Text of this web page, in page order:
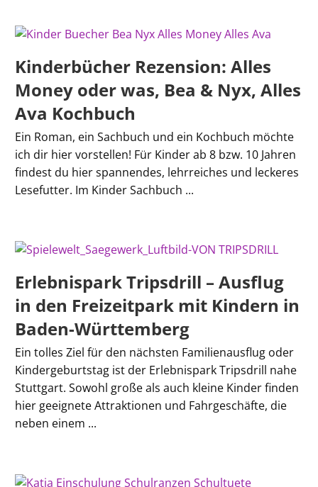
Kinderbücher Rezension: Alles
Money oder was, Bea & Nyx, Alles
Ava Kochbuch
Ein Roman, ein Sachbuch und ein Kochbuch möchte
ich dir hier vorstellen! Für Kinder ab 8 bzw. 10 Jahren
findest du hier spannendes, lehrreiches und leckeres
Lesefutter. Im Kinder Sachbuch ...
Erlebnispark Tripsdrill – Ausflug
in den Freizeitpark mit Kindern in
Baden-Württemberg
Ein tolles Ziel für den nächsten Familienausflug oder
Kindergeburtstag ist der Erlebnispark Tripsdrill nahe
Stuttgart. Sowohl große als auch kleine Kinder finden
hier geeignete Attraktionen und Fahrgeschäfte, die
neben einem ...